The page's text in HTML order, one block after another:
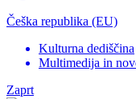
Češka republika (EU)
Kulturna dediščina
Multimedija in
Zaprt